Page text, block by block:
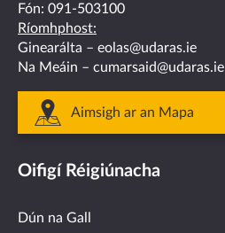
Fón: 091-503100
Ríomhphost:
Ginearálta – eolas@udaras.ie
Na Meáin – cumarsaid@udaras.ie
Aimsigh ar an Mapa
Oifigí Réigiúnacha
Dún na Gall